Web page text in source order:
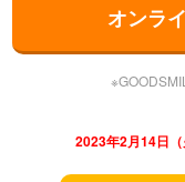
オンラ
2023年2月14日